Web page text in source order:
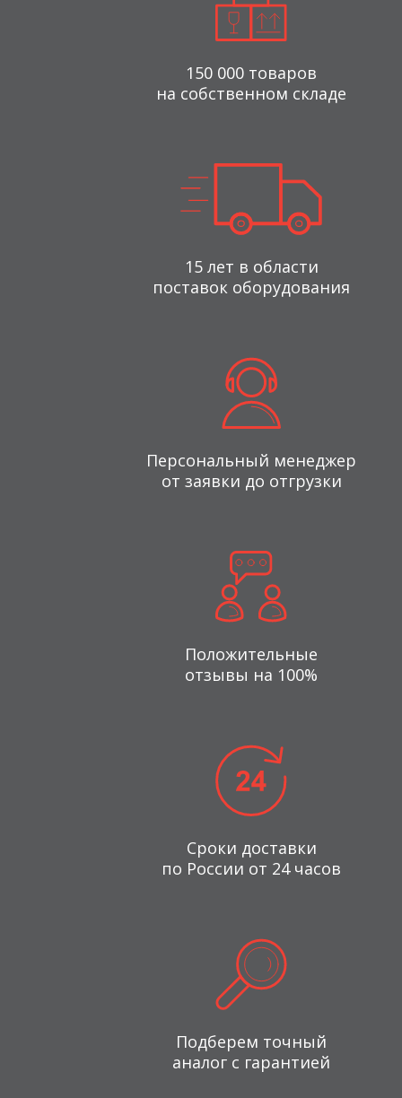
150 000 товаров
на собственном складе
15 лет в области
поставок оборудования
Персональный менеджер
от заявки до отгрузки
Положительные
отзывы на 100%
Сроки доставки
по России от 24 часов
Подберем точный
аналог с гарантией